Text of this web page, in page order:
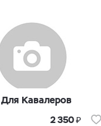
Кавалеров
2 350₽